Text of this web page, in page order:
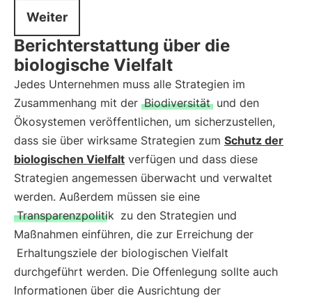
Weiter
Berichterstattung über die
biologische Vielfalt
Jedes Unternehmen muss alle Strategien im
Zusammenhang mit der Biodiversität und den
Ökosystemen veröffentlichen, um sicherzustellen,
dass sie über wirksame Strategien zum Schutz der
biologischen Vielfalt verfügen und dass diese
Strategien angemessen überwacht und verwaltet
werden. Außerdem müssen sie eine
Transparenzpolitik zu den Strategien und
Maßnahmen einführen, die zur Erreichung der
Erhaltungsziele der biologischen Vielfalt
durchgeführt werden. Die Offenlegung sollte auch
Informationen über die Ausrichtung der